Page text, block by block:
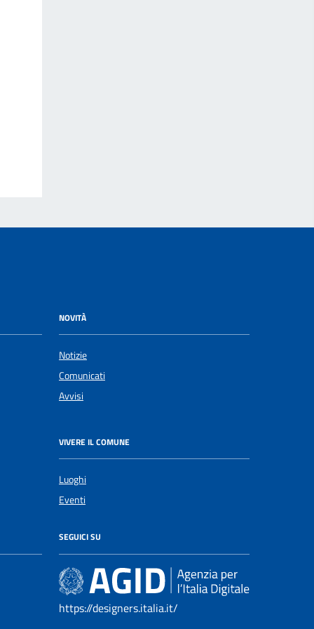
NOVITÀ
Notizie
Comunicati
Avvisi
VIVERE IL COMUNE
Luoghi
Eventi
SEGUICI SU
https://designers.italia.it/